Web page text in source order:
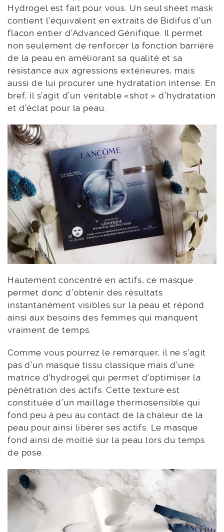
Hydrogel est fait pour vous. Un seul sheet mask
contient l’équivalent en extraits de Bidifus d’un
flacon entier d’Advanced Génifique. Il permet
non seulement de renforcer la fonction barrière
de la peau en améliorant sa qualité et sa
résistance aux agressions extérieures, mais
aussi de lui procurer une hydratation intense. En
bref, il s’agit d’un véritable «shot » d’hydratation
et d’éclat pour la peau.
Hautement concentré en actifs, ce masque
permet donc d’obtenir des résultats
instantanément visibles sur la peau et répond
ainsi aux besoins des femmes qui manquent
vraiment de temps.
Comme vous pourrez le remarquer, il ne s’agit
pas d’un masque tissu classique mais d’une
matrice d’hydrogel qui permet d’optimiser la
pénétration des actifs. Cette texture est
constituée d’un maillage thermosensible qui
fond peu à peu au contact de la chaleur de la
peau pour ainsi libérer ses actifs. Le masque
fond ainsi de moitié sur la peau lors du temps
de pose.